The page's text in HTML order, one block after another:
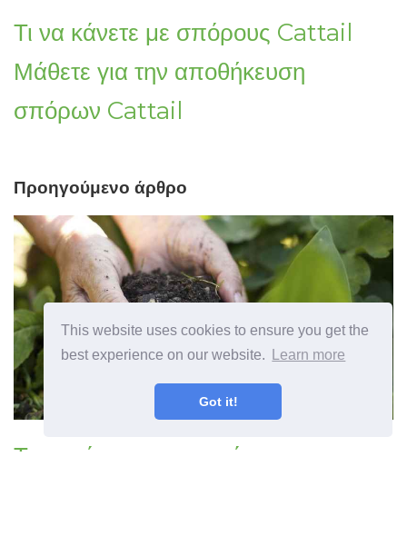
This website uses cookies to ensure you get the
best experience on our website.
Learn more
Got it!
Τι να κάνετε με σπόρους Cattail
Μάθετε για την αποθήκευση
σπόρων Cattail
Προηγούμενο άρθρο
Τι να κάνετε για ντομάτες που